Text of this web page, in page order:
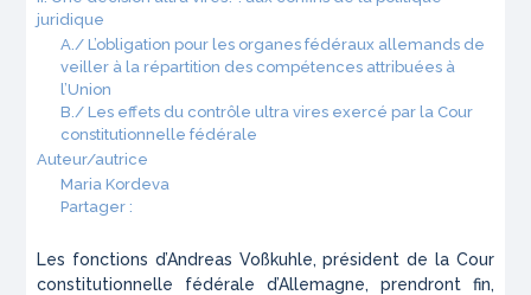
juridique
A./ L’obligation pour les organes fédéraux allemands de
veiller à la répartition des compétences attribuées à
l’Union
B./ Les effets du contrôle ultra vires exercé par la Cour
constitutionnelle fédérale
Auteur/autrice
Maria Kordeva
Partager :
Les fonctions d’Andreas Voßkuhle, président de la Cour
constitutionnelle fédérale d’Allemagne, prendront fin,